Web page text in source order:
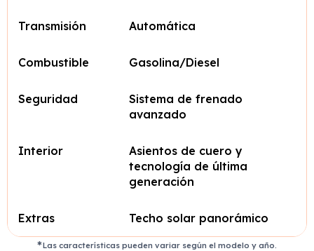
Transmisión Automática
Combustible Gasolina/Diesel
Seguridad
Sistema de frenado
avanzado
Interior
Asientos de cuero y
tecnología de última
generación
Extras Techo solar panorámico
Las características pueden variar según el modelo y año.